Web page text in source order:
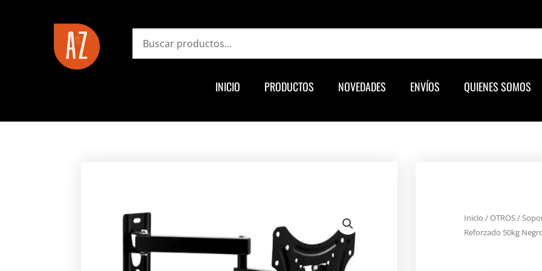
INICIO PRODUCTOS NOVEDADES ENVÍOS QUIENES SOMOS
Inicio /OTROS/
Reforzado 50kg